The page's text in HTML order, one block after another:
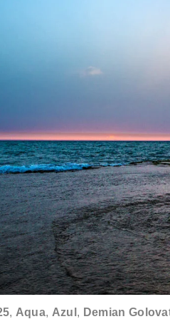
, Aqua, Azul , Demian